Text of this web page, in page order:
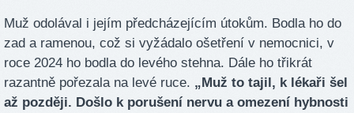
Muž odolával i jejím předcházejícím útokům. Bodla ho do
zad a ramenou, což si vyžádalo ošetření v nemocnici, v
roce 2024 ho bodla do levého stehna. Dále ho třikrát
razantně pořezala na levé ruce. „Muž to tajil, k lékaři šel
až později. Došlo k porušení nervu a omezení hybnosti